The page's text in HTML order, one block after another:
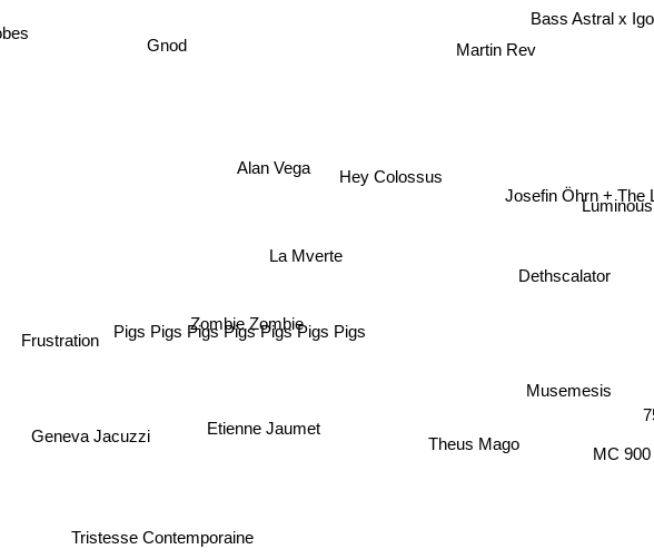
Hey Colossus
Dethscalator
La Mverte
Alan Vega
Martin Rev
Zombie Zombie
Josefin Öhrn + The
Musemesis
Bass Astral x Igo
Gnod
Theus Mago
Pigs Pigs Pigs Pigs Pigs Pigs Pigs
MC
Etienne Jaumet
Frustration
Geneva Jacuzzi
Tristesse Contemporaine